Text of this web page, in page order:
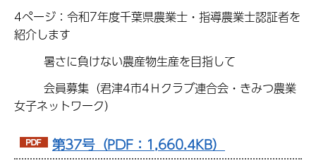
4ページ：令和7年度千葉県農業士・指導農業士認証者を
紹介します
暑さに負けない農産物生産を目指して
会員募集（君津4市4Ｈクラブ連合会・きみつ農業
女子ネットワーク）
第37号（PDF：1,660.4KB）